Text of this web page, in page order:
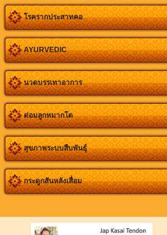
โรครากประสาทคอ
AYURVEDIC
นวดบรรเทาอาการ
ต่อมลูกหมากโต
สุขภาพระบบสืบพันธุ์
กระดูกสันหลังเสื่อม